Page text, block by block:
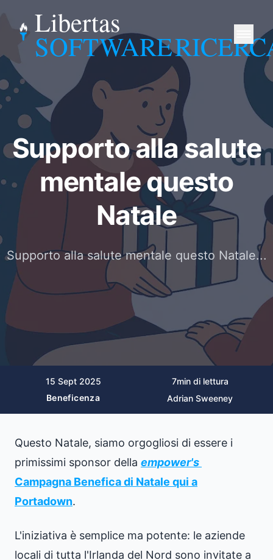
Libertas
SOFTWARE
Supporto alla salute
mentale questo
Natale
Supporto alla salute mentale questo Natale...
15 Sept 2025 7min di lettura
Beneficenza
Adrian Sweeney
Questo Natale, siamo orgogliosi di essere i
primissimi sponsor della empower's
Campagna Benefica di Natale qui a
Portadown.
L'iniziativa è semplice ma potente: le aziende
locali di tutta l'Irlanda del Nord sono invitate a